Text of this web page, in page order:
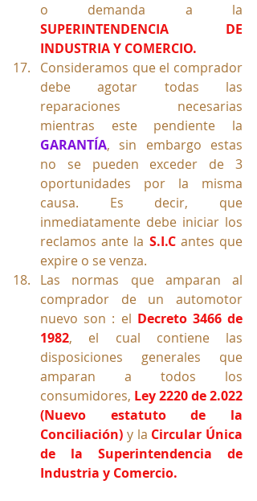
SUPERINTENDENCIA DE
INDUSTRIA Y COMERCIO.
Consideramos que el comprador
debe agotar todas las
reparaciones necesarias
GARANTÍA, sin embargo estas
no se pueden exceder de 3
oportunidades por la misma
causa. Es decir, que
inmediatamente debe iniciar los
reclamos ante la S.I.C antes que
expire o se venza.
Las normas que amparan al
comprador de un automotor
nuevo son : el Decreto 3466 de
1982, el cual contiene las
disposiciones generales que
amparan a todos los
consumidores, Ley 2220 de 2.022
(Nuevo estatuto de la
Conciliación) y la Circular Única
de la Superintendencia de
Industria y Comercio.